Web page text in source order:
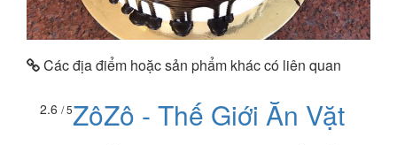
Các địa điểm hoặc sản phẩm khác có liên quan
2.6 / 5ZôZô - Thế Giới Ăn Vặt